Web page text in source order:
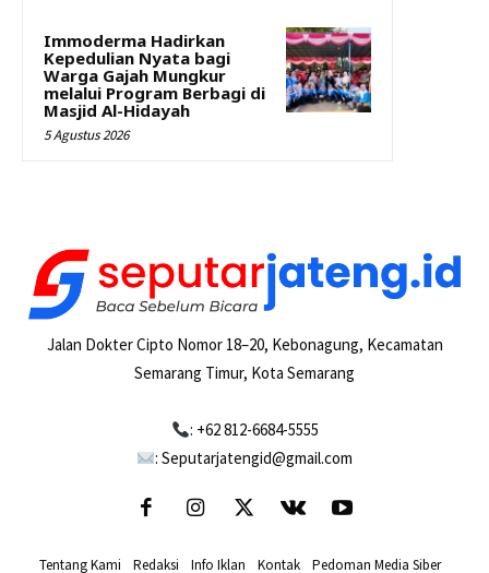
Immoderma Hadirkan
Kepedulian Nyata bagi
Warga Gajah Mungkur
melalui Program Berbagi di
Masjid Al-Hidayah
5 Agustus 2026
Jalan Dokter Cipto Nomor 18–20, Kebonagung, Kecamatan
Semarang Timur, Kota Semarang
: +62 812-6684-5555
: Seputarjatengid@gmail.com
Tentang Kami Redaksi Info Iklan Kontak Pedoman Media Siber